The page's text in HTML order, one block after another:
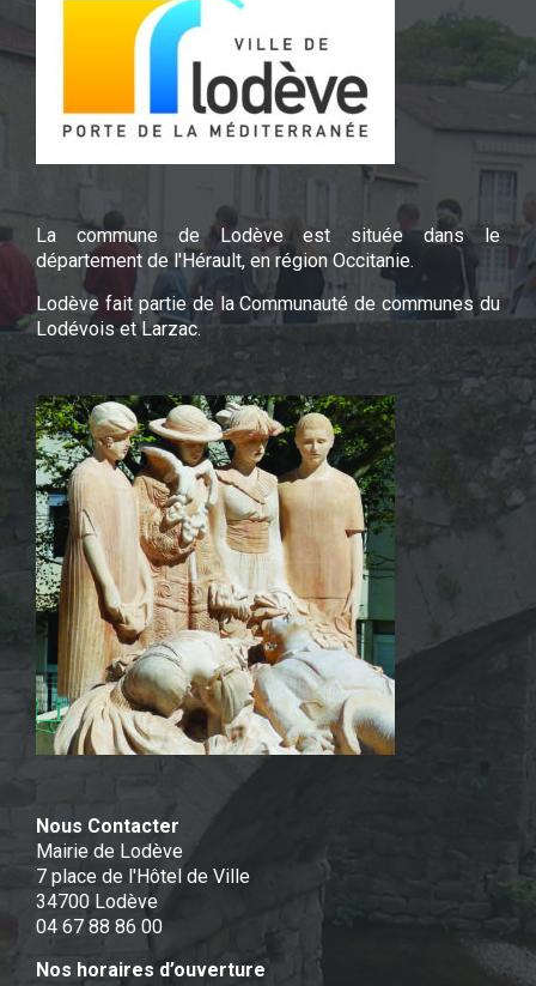
La commune de Lodève est située dans le
département de l'Hérault, en région Occitanie.
Lodève fait partie de la Communauté de communes du
Lodévois et Larzac.
Nous Contacter
Mairie de Lodève
7 place de l'Hôtel de Ville
34700 Lodève
04 67 88 86 00
Nos horaires d’ouverture